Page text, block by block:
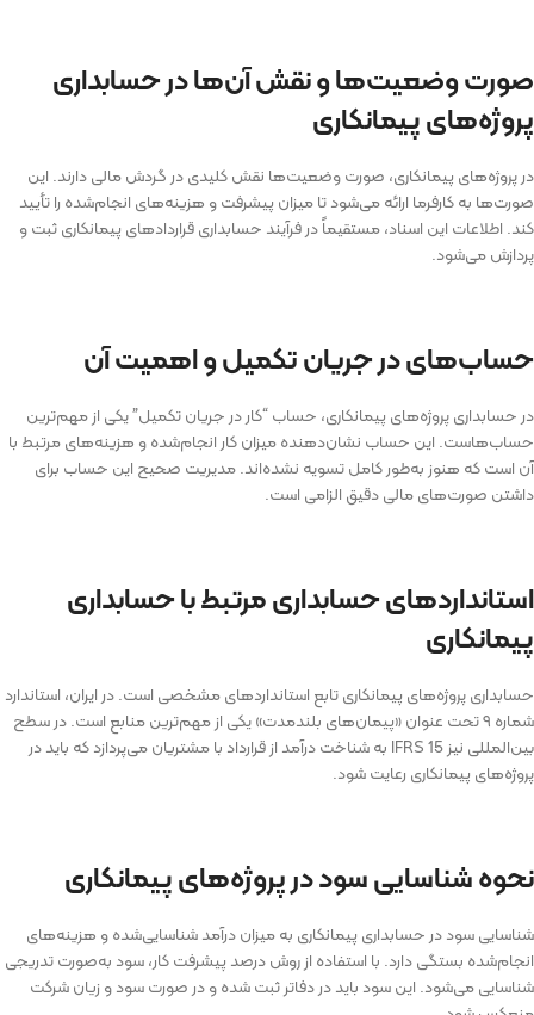
صورت‌ وضعیت‌ها و نقش آن‌ها در حسابداری
پروژه‌های پیمانکاری
در پروژه‌های پیمانکاری، صورت‌ وضعیت‌ها نقش کلیدی در گردش مالی دارند. این
صورت‌ها به کارفرما ارائه می‌شود تا میزان پیشرفت و هزینه‌های انجام‌شده را تأیید
کند. اطلاعات این اسناد، مستقیماً در فرآیند حسابداری قرارداد‌های پیمانکاری ثبت و
پردازش می‌شود.
حساب‌های در جریان تکمیل و اهمیت آن
در حسابداری پروژه‌های پیمانکاری، حساب “کار در جریان تکمیل” یکی از مهم‌ترین
حساب‌هاست. این حساب نشان‌دهنده میزان کار انجام‌شده و هزینه‌های مرتبط با
آن است که هنوز به‌طور کامل تسویه نشده‌اند. مدیریت صحیح این حساب برای
داشتن صورت‌های مالی دقیق الزامی است.
استانداردهای حسابداری مرتبط با حسابداری
پیمانکاری
حسابداری پروژه‌های پیمانکاری تابع استانداردهای مشخصی است. در ایران، استاندارد
شماره ۹ تحت عنوان «پیمان‌های بلندمدت» یکی از مهم‌ترین منابع است. در سطح
بین‌المللی نیز IFRS 15 به شناخت درآمد از قرارداد با مشتریان می‌پردازد که باید در
پروژه‌های پیمانکاری رعایت شود.
نحوه شناسایی سود در پروژه‌های پیمانکاری
شناسایی سود در حسابداری پیمانکاری به میزان درآمد شناسایی‌شده و هزینه‌های
انجام‌شده بستگی دارد. با استفاده از روش درصد پیشرفت کار، سود به‌صورت تدریجی
شناسایی می‌شود. این سود باید در دفاتر ثبت شده و در صورت سود و زیان شرکت